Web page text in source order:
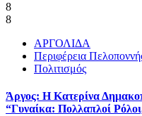
8
8
ΑΡΓΟΛΙΔΑ
Περιφέρεια
Πολιτισμός
Άργος: Η Κατερίνα
“Γυναίκα: Πολλαπλοί